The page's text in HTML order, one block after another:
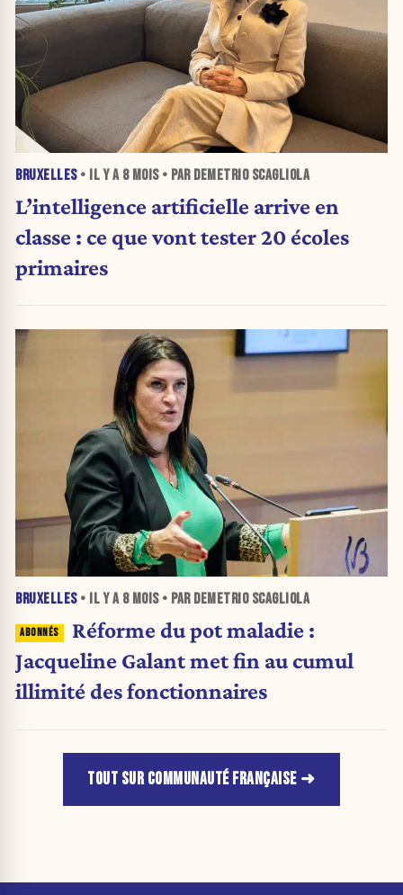
BRUXELLES• IL Y A 8 MOIS• PAR DEMETRIO SCAGLIOLA
L’intelligence artificielle arrive en
classe : ce que vont tester 20 écoles
primaires
BRUXELLES• IL Y A 8 MOIS• PAR DEMETRIO SCAGLIOLA
Réforme du pot maladie :
Jacqueline Galant met fin au cumul
illimité des fonctionnaires
TOUT SUR COMMUNAUTÉ FRANÇAISE